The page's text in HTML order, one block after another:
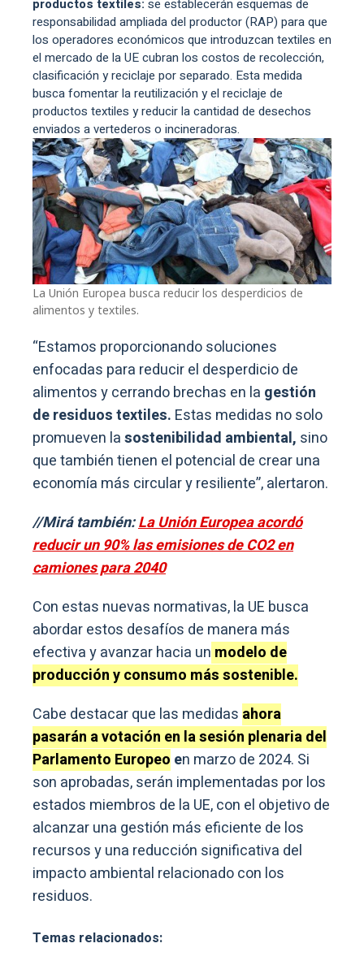
productos textiles: se establecerán esquemas de
responsabilidad ampliada del productor (RAP) para que
los operadores económicos que introduzcan textiles en
el mercado de la UE cubran los costos de recolección,
clasificación y reciclaje por separado. Esta medida
busca fomentar la reutilización y el reciclaje de
productos textiles y reducir la cantidad de desechos
enviados a vertederos o incineradoras.
La Unión Europea busca reducir los desperdicios de
alimentos y textiles.
“Estamos proporcionando soluciones
enfocadas para reducir el desperdicio de
alimentos y cerrando brechas en la gestión
de residuos textiles. Estas medidas no solo
promueven lasostenibilidad ambiental, sino
que también tienen el potencial de crear una
economía más circular y resiliente”, alertaron.
//Mirá también:La Unión Europea acordó
reducir un 90% las emisiones de CO2 en
camiones para 2040
Con estas nuevas normativas, la UE busca
abordar estos desafíos de manera más
efectiva y avanzar hacia un modelo de
producción y consumo más sostenible.
Cabe destacar que las medidas ahora
pasarán a votación en la sesión plenaria del
Parlamento Europeo en marzo de 2024. Si
son aprobadas, serán implementadas por los
estados miembros de la UE, con el objetivo de
alcanzar una gestión más eficiente de los
recursos y una reducción significativa del
impacto ambiental relacionado con los
residuos.
Temas relacionados: